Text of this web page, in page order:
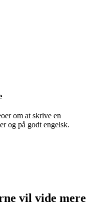
om at skrive en
og på godt engelsk.
vil vide mere